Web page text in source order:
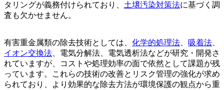
タリングが義務付けられており、 土壌汚染対策法に基づく調
査も欠かせません。
有害重金属類の除去技術としては、 化学的処理法 吸着法
イオン交換法 、電気分解法、電気透析法などが研究・開発さ
れていますが、コストや処理効率の面で依然として課題が残
っています。これらの技術の改善とリスク管理の強化が求め
られており、より効果的な除去方法が環境保護の観点から重